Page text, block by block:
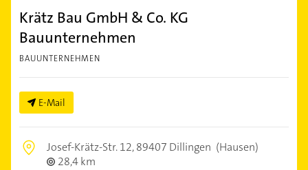
Krätz Bau GmbH & Co. KG
Bauunternehmen
BAUUNTERNEHMEN
E-Mail
Josef-Krätz-Str. 12,89407 Dillingen (Hausen)
28,4 km